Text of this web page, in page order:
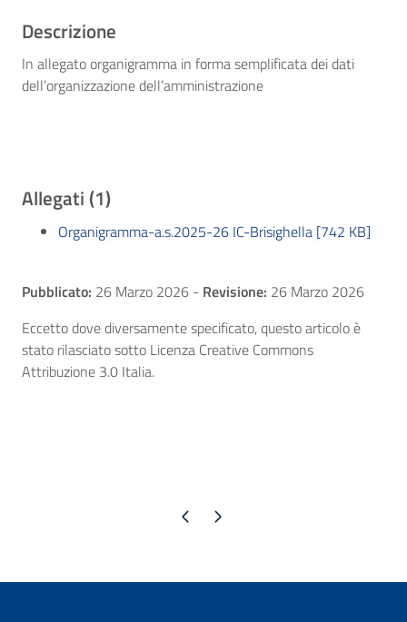
Descrizione
In allegato organigramma in forma semplificata dei dati
dell’organizzazione dell’amministrazione
Allegati (1)
Organigramma-a.s.2025-26 IC-Brisighella [742 KB]
Pubblicato: 26 Marzo 2026 - Revisione: 26 Marzo 2026
Eccetto dove diversamente specificato, questo articolo è
stato rilasciato sotto Licenza Creative Commons
Attribuzione 3.0 Italia.
Pagina precedente
Pagina successiva